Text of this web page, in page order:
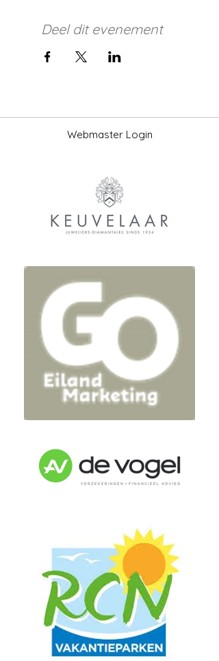
Deel dit evenement
Webmaster Login